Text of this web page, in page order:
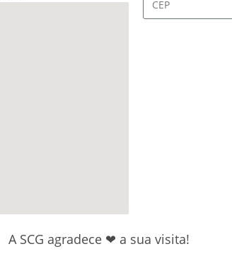
A SCG agradece ❤ a sua visita!